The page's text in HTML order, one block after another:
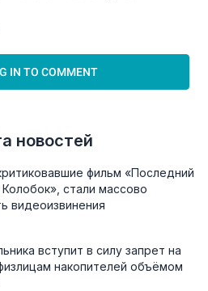
новостей
фильм «Последний
стали массово
видеоизвинения
вступит в силу запрет на
накопителей объёмом